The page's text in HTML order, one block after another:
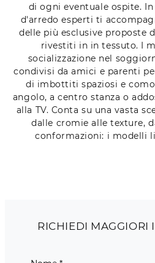
di ogni eventuale ospite.
d'arredo esperti ti
delle più esclusive proposte
rivestiti in in tessuto. I
socializzazione nel
condivisi da amici e parenti
di imbottiti spaziosi e
angolo, a centro stanza o
alla TV. Conta su una vasta
dalle cromie alle texture,
conformazioni: i modelli
RICHIEDI MAGGIORI